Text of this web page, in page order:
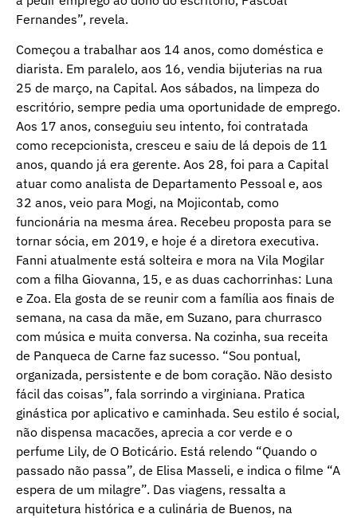
Fernandes”, revela.
Começou a trabalhar aos 14 anos, como doméstica e
diarista. Em paralelo, aos 16, vendia bijuterias na rua
25 de março, na Capital. Aos sábados, na limpeza do
escritório, sempre pedia uma oportunidade de emprego.
Aos 17 anos, conseguiu seu intento, foi contratada
como recepcionista, cresceu e saiu de lá depois de 11
anos, quando já era gerente. Aos 28, foi para a Capital
atuar como analista de Departamento Pessoal e, aos
32 anos, veio para Mogi, na Mojicontab, como
funcionária na mesma área. Recebeu proposta para se
tornar sócia, em 2019, e hoje é a diretora executiva.
Fanni atualmente está solteira e mora na Vila Mogilar
com a filha Giovanna, 15, e as duas cachorrinhas: Luna
e Zoa. Ela gosta de se reunir com a família aos finais de
semana, na casa da mãe, em Suzano, para churrasco
com música e muita conversa. Na cozinha, sua receita
de Panqueca de Carne faz sucesso. “Sou pontual,
organizada, persistente e de bom coração. Não desisto
fácil das coisas”, fala sorrindo a virginiana. Pratica
ginástica por aplicativo e caminhada. Seu estilo é social,
não dispensa macacões, aprecia a cor verde e o
perfume Lily, de O Boticário. Está relendo “Quando o
passado não passa”, de Elisa Masseli, e indica o filme “A
espera de um milagre”. Das viagens, ressalta a
arquitetura histórica e a culinária de Buenos, na